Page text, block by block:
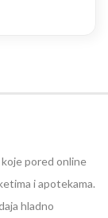
pored online
i apotekama.
hladno